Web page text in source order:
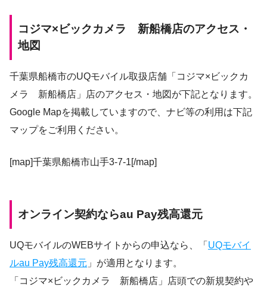
コジマ×ビックカメラ 新船橋店のアクセス・
地図
千葉県船橋市のUQモバイル取扱店舗「コジマ×ビックカ
メラ 新船橋店」店のアクセス・地図が下記となります。
Google Mapを掲載していますので、ナビ等の利用は下記
マップをご利用ください。
[map]千葉県船橋市山手3-7-1[/map]
オンライン契約ならau Pay残高還元
UQモバイルのWEBサイトからの申込なら、「 UQモバイ
ルau Pay残高還元 」が適用となります。
「コジマ×ビックカメラ 新船橋店」店頭での新規契約や